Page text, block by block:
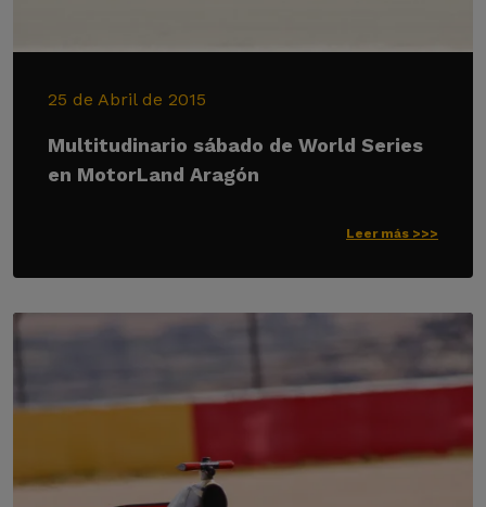
25 de Abril de 2015
Multitudinario sábado de World Series
en MotorLand Aragón
Leer más >>>